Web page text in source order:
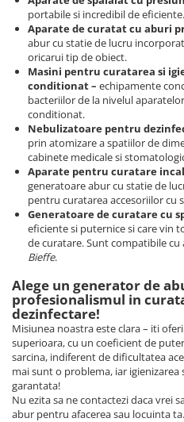
portabile si incredibil de eficiente.
Aparate de curatat cu aburi
abur cu statie de lucru
oricarui tip de obiect.
Masini pentru curatarea si
conditionat – echipamente
bacteriilor de la nivelul
conditionat.
Nebulizatoare pentru
prin atomizare a spatiilor de
cabinete medicale si
Aparate pentru curatare
generatoare abur cu statie de
pentru curatarea accesoriilor cu
Generatoare de curatare cu
eficiente si puternice si care vin
de curatare. Sunt compatibile
Bieffe.
Alege un generator de
profesionalismul in
dezinfectare!
Misiunea noastra este clara – iti
superioara, cu un coeficient de
sarcina, indiferent de dificultatea
mai sunt o problema, iar
garantata!
Nu ezita sa ne contactezi daca vrei
abur pentru afacerea sau locuinta ta.